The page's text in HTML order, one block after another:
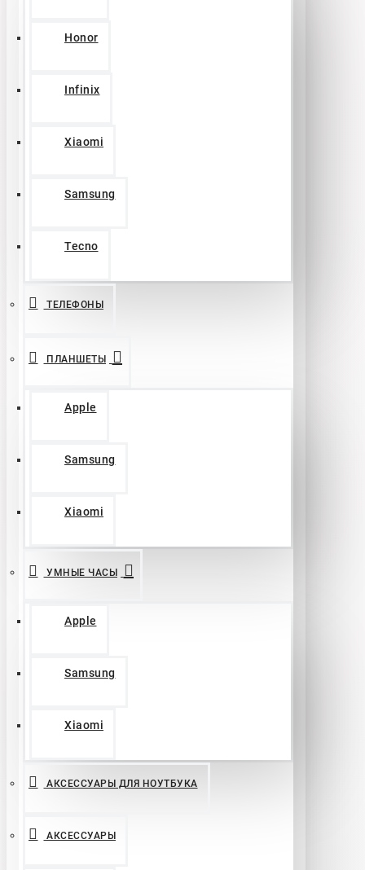
Honor
Infinix
Xiaomi
Samsung
Tecno
ТЕЛЕФОНЫ
ПЛАНШЕТЫ
Apple
Samsung
Xiaomi
УМНЫЕ ЧАСЫ
Apple
Samsung
Xiaomi
АКСЕССУАРЫ ДЛЯ НОУТБУКА
АКСЕССУАРЫ